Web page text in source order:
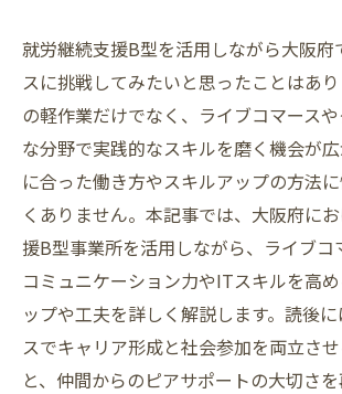
就労継続支援B型を活用しながら大阪府
スに挑戦してみたいと思ったことはあ
の軽作業だけでなく、ライブコマース
な分野で実践的なスキルを磨く機会が
に合った働き方やスキルアップの方法
くありません。本記事では、大阪府に
援B型事業所を活用しながら、ライブコ
コミュニケーション力やITスキルを高
ップや工夫を詳しく解説します。読後
スでキャリア形成と社会参加を両立さ
と、仲間からのピアサポートの大切さ